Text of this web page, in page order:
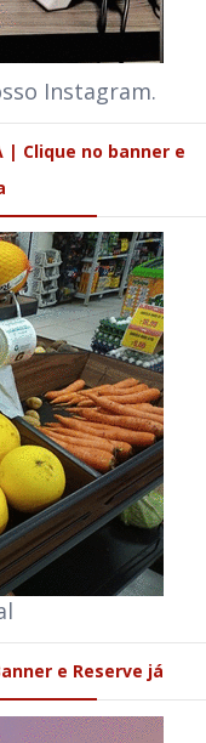
Instagram.
| Clique no banner e
e Reserve já